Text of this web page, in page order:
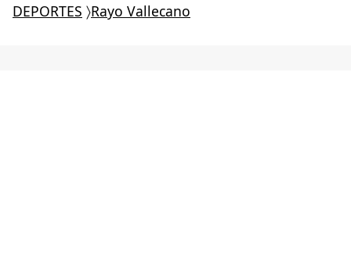
DEPORTES 〉Rayo Vallecano